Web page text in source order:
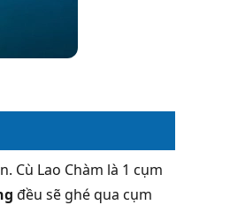
Cù Lao Chàm là 1 cụm
đều sẽ ghé qua cụm